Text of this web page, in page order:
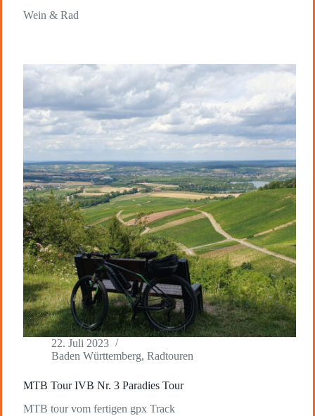
Wein & Rad
22. Juli 2023
Baden Württemberg, Radtouren
MTB Tour IVB Nr. 3 Paradies Tour
MTB tour vom fertigen gpx Track